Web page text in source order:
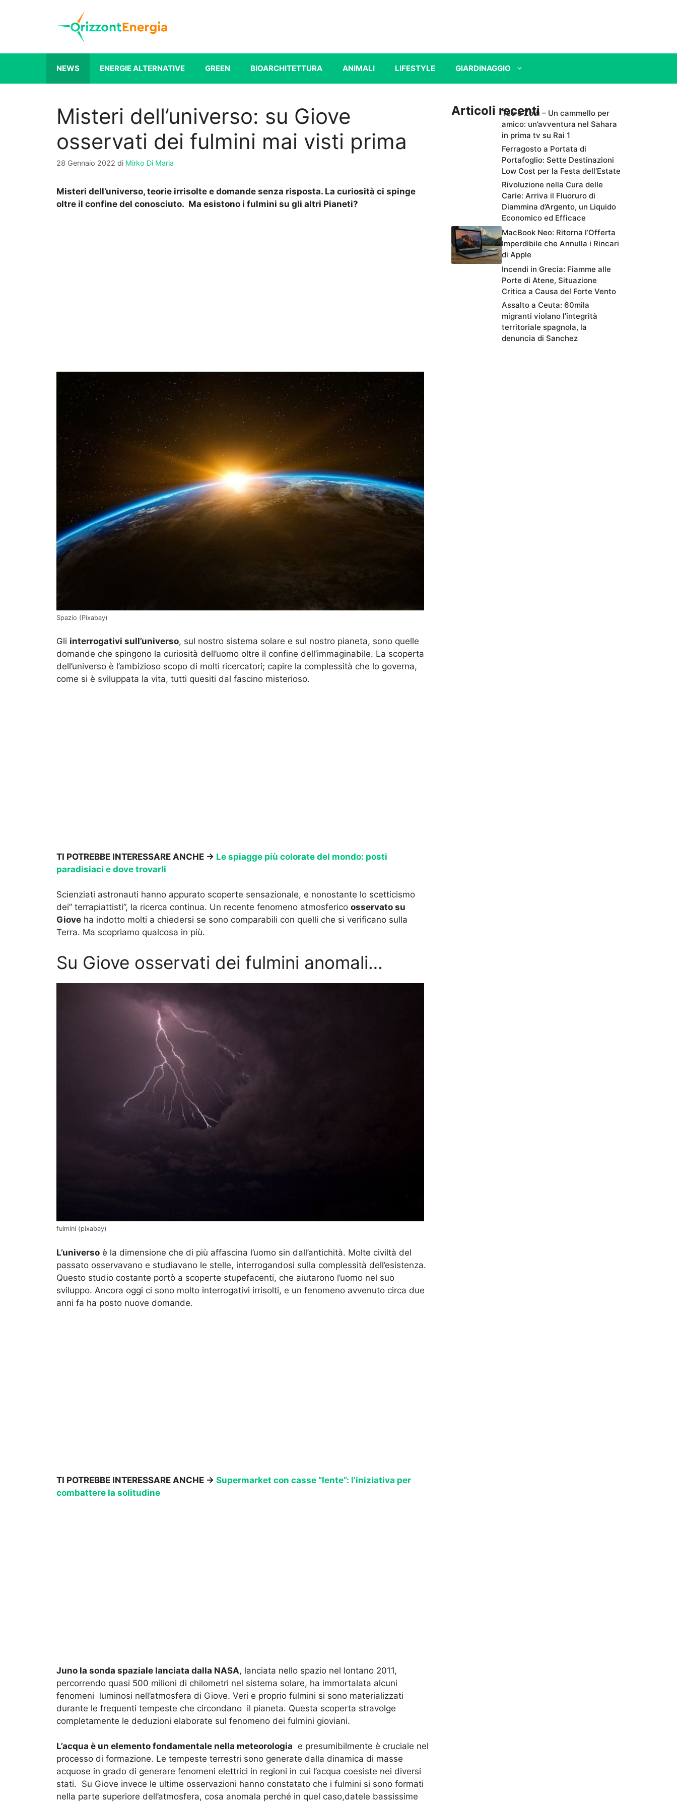
NEWS ENERGIE ALTERNATIVE GREEN BIOARCHITETTURA ANIMALI LIFESTYLE GIARDINAGGIO
Misteri dell’universo: su Giove
osservati dei fulmini mai visti prima
28 Gennaio 2022 di Mirko Di Maria
Misteri dell’universo, teorie irrisolte e domande senza risposta. La curiosità ci spinge
oltre il confine del conosciuto. Ma esistono i fulmini su gli altri Pianeti?
Spazio (Pixabay)
Gli interrogativi sull’universo, sul nostro sistema solare e sul nostro pianeta, sono quelle
domande che spingono la curiosità dell’uomo oltre il confine dell’immaginabile. La scoperta
dell’universo è l’ambizioso scopo di molti ricercatori; capire la complessità che lo governa,
come si è sviluppata la vita, tutti quesiti dal fascino misterioso.
TI POTREBBE INTERESSARE ANCHE -> Le spiagge più colorate del mondo: posti
paradisiaci e dove trovarli
Scienziati astronauti hanno appurato scoperte sensazionale, e nonostante lo scetticismo
dei” terrapiattisti”, la ricerca continua. Un recente fenomeno atmosferico osservato su
Giove ha indotto molti a chiedersi se sono comparabili con quelli che si verificano sulla
Terra. Ma scopriamo qualcosa in più.
Su Giove osservati dei fulmini anomali…
fulmini (pixabay)
L’universo è la dimensione che di più affascina l’uomo sin dall’antichità. Molte civiltà del
passato osservavano e studiavano le stelle, interrogandosi sulla complessità dell’esistenza.
Questo studio costante portò a scoperte stupefacenti, che aiutarono l’uomo nel suo
sviluppo. Ancora oggi ci sono molto interrogativi irrisolti, e un fenomeno avvenuto circa due
anni fa ha posto nuove domande.
TI POTREBBE INTERESSARE ANCHE -> Supermarket con casse “lente”: l’iniziativa per
combattere la solitudine
Juno la sonda spaziale lanciata dalla NASA, lanciata nello spazio nel lontano 2011,
percorrendo quasi 500 milioni di chilometri nel sistema solare, ha immortalata alcuni
fenomeni luminosi nell’atmosfera di Giove. Veri e proprio fulmini si sono materializzati
durante le frequenti tempeste che circondano il pianeta. Questa scoperta stravolge
completamente le deduzioni elaborate sul fenomeno dei fulmini gioviani.
L’acqua è un elemento fondamentale nella meteorologia e presumibilmente è cruciale nel
processo di formazione. Le tempeste terrestri sono generate dalla dinamica di masse
acquose in grado di generare fenomeni elettrici in regioni in cui l’acqua coesiste nei diversi
stati. Su Giove invece le ultime osservazioni hanno constatato che i fulmini si sono formati
nella parte superiore dell’atmosfera, cosa anomala perché in quel caso,datele bassissime
Articoli recentiTeo e Zodì – Un cammello per
amico: un’avventura nel Sahara
in prima tv su Rai 1
Ferragosto a Portata di
Portafoglio: Sette Destinazioni
Low Cost per la Festa dell’Estate
Rivoluzione nella Cura delle
Carie: Arriva il Fluoruro di
Diammina d’Argento, un Liquido
Economico ed Efficace
MacBook Neo: Ritorna l’Offerta
Imperdibile che Annulla i Rincari
di Apple
Incendi in Grecia: Fiamme alle
Porte di Atene, Situazione
Critica a Causa del Forte Vento
Assalto a Ceuta: 60mila
migranti violano l’integrità
territoriale spagnola, la
denuncia di Sanchez